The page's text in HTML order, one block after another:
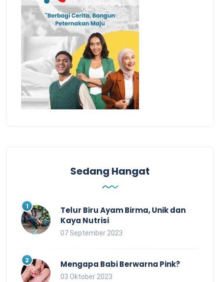
Sedang Hangat
Telur Biru Ayam Birma, Unik dan
Kaya Nutrisi
07 September 2023
Mengapa Babi Berwarna Pink?
03 Oktober 2023